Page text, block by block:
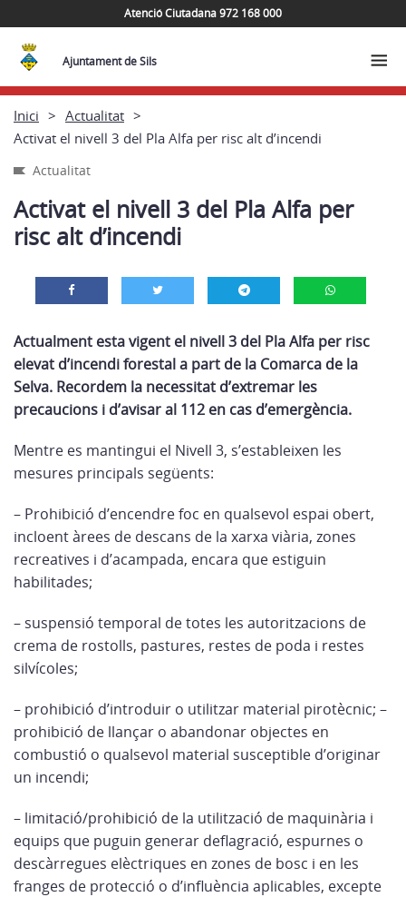
Atenció Ciutadana 972 168 000
Ajuntament de Sils
Inici
Actualitat
Activat el nivell 3 del Pla Alfa per risc alt d’incendi
Actualitat
Activat el nivell 3 del Pla Alfa per
risc alt d’incendi
Actualment esta vigent el nivell 3 del Pla Alfa per risc
elevat d’incendi forestal a part de la Comarca de la
Selva. Recordem la necessitat d’extremar les
precaucions i d’avisar al 112 en cas d’emergència.
Mentre es mantingui el Nivell 3, s’estableixen les
mesures principals següents:
– Prohibició d’encendre foc en qualsevol espai obert,
incloent àrees de descans de la xarxa viària, zones
recreatives i d’acampada, encara que estiguin
habilitades;
– suspensió temporal de totes les autoritzacions de
crema de rostolls, pastures, restes de poda i restes
silvícoles;
– prohibició d’introduir o utilitzar material pirotècnic; –
prohibició de llançar o abandonar objectes en
combustió o qualsevol material susceptible d’originar
un incendi;
– limitació/prohibició de la utilització de maquinària i
equips que puguin generar deflagració, espurnes o
descàrregues elèctriques en zones de bosc i en les
franges de protecció o d’influència aplicables, excepte